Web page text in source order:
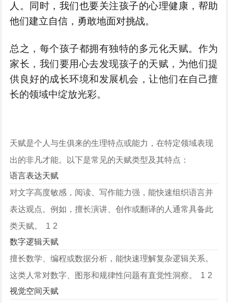
人。同时，我们也要关注孩子的心理健康，帮助
他们建立自信，勇敢地面对挑战。
总之，每个孩子都拥有独特的多元化天赋。作为
家长，我们要用心去发现孩子的天赋，为他们提
供良好的成长环境和发展机会，让他们在自己擅
长的领域中绽放光彩。
天赋是个人与生俱来的生理特点或能力，在特定领域表现
出的非凡才能。以下是常见的天赋类型及其特点：
语言表达天赋
对文字高度敏感，阅读、写作能力强，能快速组织语言并
表达观点。例如，擅长演讲、创作或翻译的人通常具备此
类天赋。 ‌
1 2
数字逻辑天赋
擅长数学、编程或数据分析，能快速理解复杂逻辑关系。
这类人常对数字、图形和规律性问题有直觉性洞察。 ‌
1 2
视觉空间天赋